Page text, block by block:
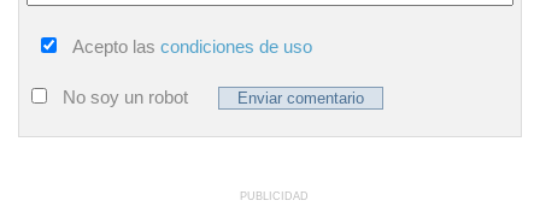
Acepto las condiciones de uso
No soy un robot
PUBLICIDAD